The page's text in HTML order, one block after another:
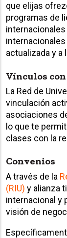
que elijas
programas de
actualizada y a
Vínculos
La Red de
vinculación
asociaciones
lo que te
clases con la
Convenios
A través de la
(RIU) y alianza
internacional y
visión de